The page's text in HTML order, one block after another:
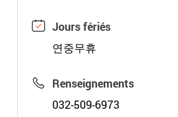
Jours fériés
연중무휴
Renseignements
032-509-6973